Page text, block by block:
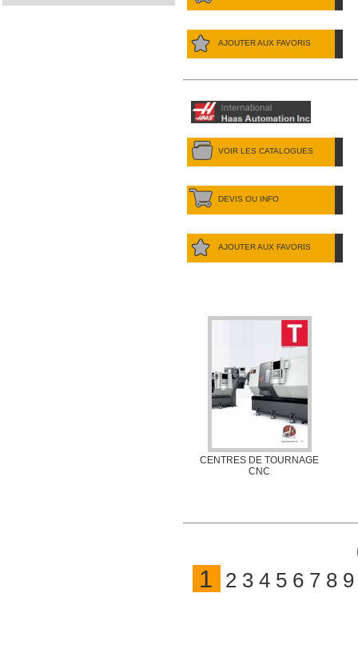
AJOUTER AUX FAVORIS
VOIR LES CATALOGUES
DEVIS OU INFO
AJOUTER AUX FAVORIS
CENTRES DE TOURNAGE
CNC
1 2 3 4 5 6 7 8 9